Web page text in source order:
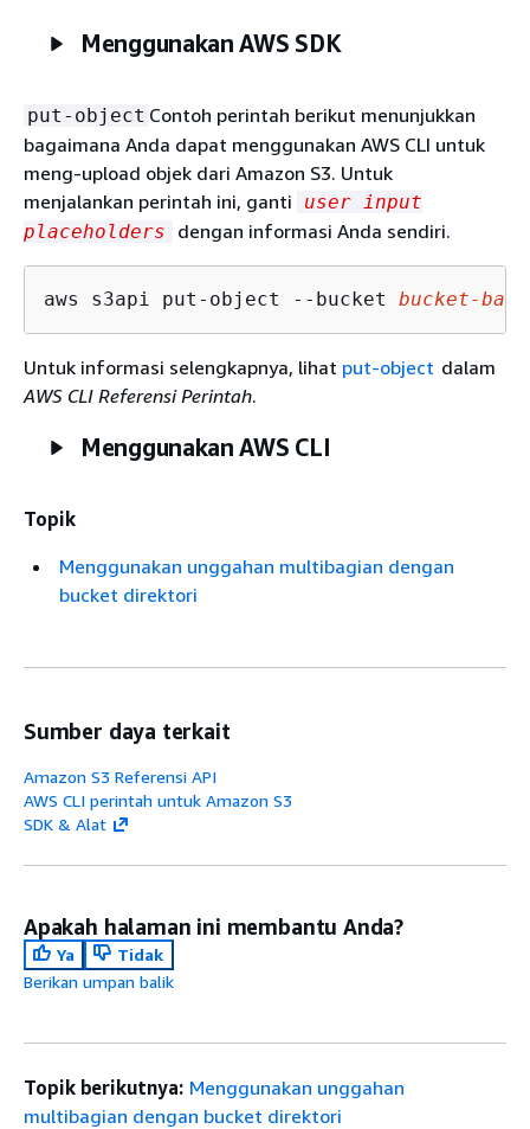
Menggunakan AWS SDK
put-object Contoh perintah berikut menunjukkan
bagaimana Anda dapat menggunakan AWS CLI untuk
meng-upload objek dari Amazon S3. Untuk
menjalankan perintah ini, ganti
user input
placeholders
dengan informasi Anda sendiri.
aws s3api put-object --bucket bucket-
Untuk informasi selengkapnya, lihat put-object dalam
AWS CLI Referensi Perintah.
Menggunakan AWS CLI
Topik
Menggunakan unggahan multibagian dengan
bucket direktori
Sumber daya terkait
Amazon S3 Referensi API
AWS CLI perintah untuk Amazon S3
SDK & Alat
Apakah halaman ini membantu Anda?
Ya
Tidak
Berikan umpan balik
Topik berikutnya: Menggunakan unggahan
multibagian dengan bucket direktori